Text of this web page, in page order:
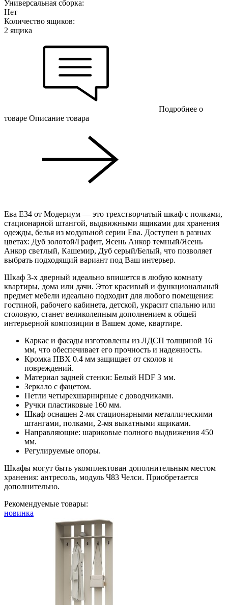
Универсальная сборка:
Нет
Количество ящиков:
2 ящика
Подробнее о
товаре Описание товара
Ева Е34 от Модериум — это трехстворчатый шкаф с полками,
стационарной штангой, выдвижными ящиками для хранения
одежды, белья из модульной серии Ева. Доступен в разных
цветах: Дуб золотой/Графит, Ясень Анкор темный/Ясень
Анкор светлый, Кашемир, Дуб серый/Белый, что позволяет
выбрать подходящий вариант под Ваш интерьер.
Шкаф 3-х дверный идеально впишется в любую комнату
квартиры, дома или дачи. Этот красивый и функциональный
предмет мебели идеально подходит для любого помещения:
гостиной, рабочего кабинета, детской, украсит спальню или
столовую, станет великолепным дополнением к общей
интерьерной композиции в Вашем доме, квартире.
Каркас и фасады изготовлены из ЛДСП толщиной 16
мм, что обеспечивает его прочность и надежность.
Кромка ПВХ 0.4 мм защищает от сколов и
повреждений.
Материал задней стенки: Белый HDF 3 мм.
Зеркало с фацетом.
Петли четырехшарнирные с доводчиками.
Ручки пластиковые 160 мм.
Шкаф оснащен 2-мя стационарными металлическими
штангами, полками, 2-мя выкатными ящиками.
Направляющие: шариковые полного выдвижения 450
мм.
Регулируемые опоры.
Шкафы могут быть укомплектован дополнительным местом
хранения: антресоль, модуль Ч83 Челси. Приобретается
дополнительно.
Рекомендуемые товары:
новинка